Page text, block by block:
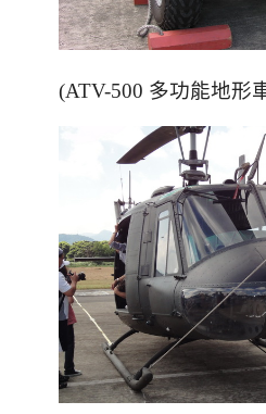
(ATV-500 多功能地形